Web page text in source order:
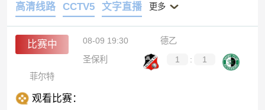
高清线路
CCTV5 文字直播 更多
比赛中 08-09 19:30
德乙
圣保利
1 :
1
菲尔特
观看比赛：